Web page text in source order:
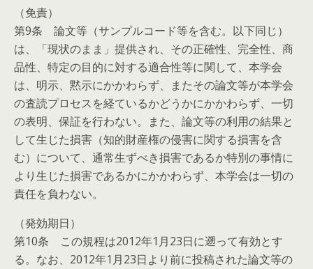
（免責）
第9条 論文等（サンプルコード等を含む。以下同じ）
は、「現状のまま」提供され、その正確性、完全性、商
品性、特定の目的に対する適合性等に関して、本学会
は、明示、黙示にかかわらず、またその論文等が本学会
の査読プロセスを経ているかどうかにかかわらず、一切
の表明、保証を行わない。また、論文等の利用の結果と
して生じた損害（知的財産権の侵害に関する損害を含
む）について、通常生ずべき損害であるか特別の事情に
より生じた損害であるかにかかわらず、本学会は一切の
責任を負わない。
（発効期日）
第10条 この規程は2012年1月23日に遡って有効とす
る。なお、2012年1月23日より前に投稿された論文等の